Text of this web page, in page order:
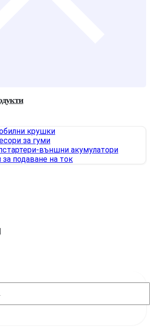
крушки
за гуми
външни акумулатори
за подаване на ток